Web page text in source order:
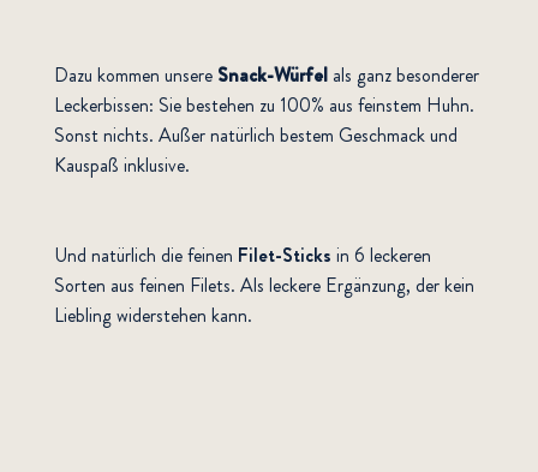
Dazu kommen unsere Snack-Würfelals ganz besonderer
Leckerbissen: Sie bestehen zu 100% aus feinstem Huhn.
Sonst nichts. Außer natürlich bestem Geschmack und
Kauspaß inklusive.
Und natürlich die feinen Filet-Sticks in 6 leckeren
Sorten aus feinen Filets. Als leckere Ergänzung, der kein
Liebling widerstehen kann.